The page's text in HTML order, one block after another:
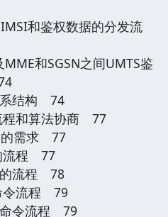
和鉴权数据的分发流
和SGSN之间UMTS鉴
结构 74
和算法协商 77
需求 77
流程 77
流程 78
令流程 79
令流程 79